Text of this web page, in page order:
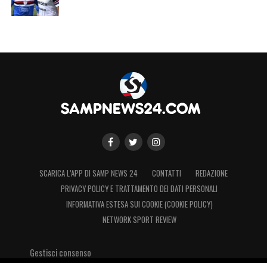
SCARICA L’APP DI SAMP NEWS 24 CONTATTI
REDAZIONE
PRIVACY POLICY E TRATTAMENTO DEI DATI PERSONALI
INFORMATIVA ESTESA SUI COOKIE (COOKIE POLICY)
NETWORK SPORT REVIEW
Gestisci consenso